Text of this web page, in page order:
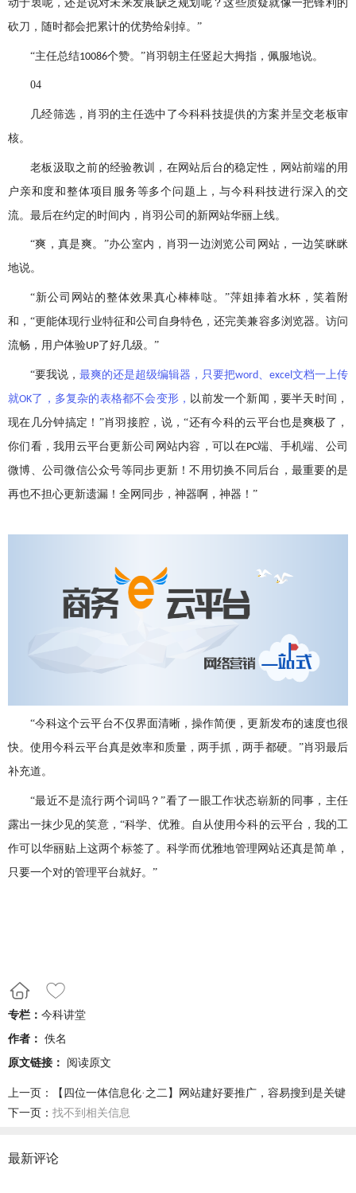
动于衷呢，还是说对未来发展缺乏规划呢？这些质疑就像一把锋利的
砍刀，随时都会把累计的优势给剁掉。”
“主任总结10086个赞。”肖羽朝主任竖起大拇指，佩服地说。
04
几经筛选，肖羽的主任选中了今科科技提供的方案并呈交老板审
核。
老板汲取之前的经验教训，在网站后台的稳定性，网站前端的用
户亲和度和整体项目服务等多个问题上，与今科科技进行深入的交
流。最后在约定的时间内，肖羽公司的新网站华丽上线。
“爽，真是爽。”办公室内，肖羽一边浏览公司网站，一边笑眯眯
地说。
“新公司网站的整体效果真心棒棒哒。”萍姐捧着水杯，笑着附
和，“更能体现行业特征和公司自身特色，还完美兼容多浏览器。访问
流畅，用户体验UP了好几级。”
“要我说， 最爽的还是超级编辑器，只要把word excel 文档一上传
就OK了，多复杂的表格都不会变形， 以前发一个新闻，要半天时间，
现在几分钟搞定！”肖羽接腔，说，“还有今科的云平台也是爽极了，
你们看，我用云平台更新公司网站内容，可以在PC端、手机端、公司
微博、公司微信公众号等同步更新！不用切换不同后台，最重要的是
再也不担心更新遗漏！全网同步，神器啊，神器！”
“今科这个云平台不仅界面清晰，操作简便，更新发布的速度也很
快。使用今科云平台真是效率和质量，两手抓，两手都硬。”肖羽最后
补充道。
“最近不是流行两个词吗？”看了一眼工作状态崭新的同事，主任
露出一抹少见的笑意，“科学、优雅。自从使用今科的云平台，我的工
作可以华丽贴上这两个标签了。科学而优雅地管理网站还真是简单，
只要一个对的管理平台就好。”
专栏： 今科讲堂
作者： 佚名
原文链接：
阅读原文
上一页：
【四位一体信息化·之二】网站建好要推广，容易搜到是关键
下一页： 找不到相关信息
最新评论